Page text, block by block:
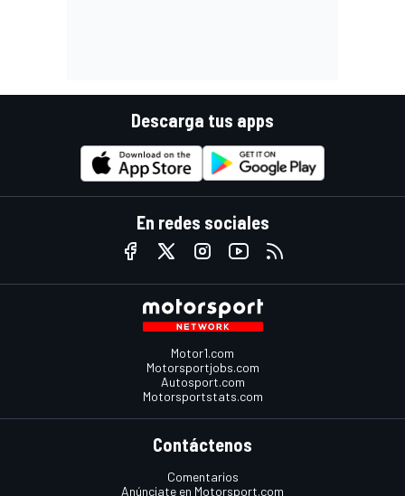
Descarga tus apps
En redes sociales
Motor1.com
Motorsportjobs.com
Autosport.com
Motorsportstats.com
Contáctenos
Comentarios
Anúnciate en Motorsport.com